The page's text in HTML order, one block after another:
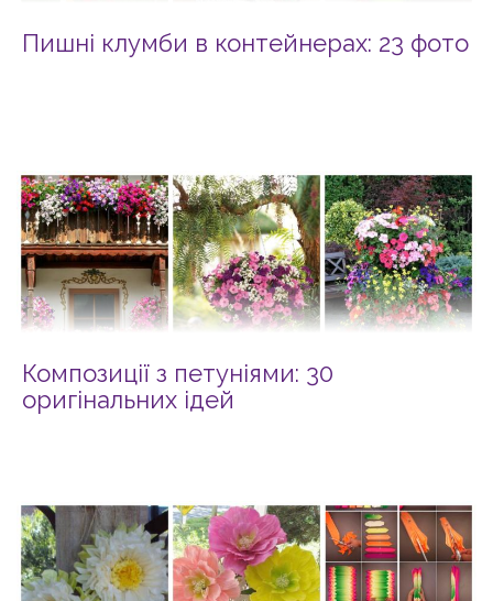
Пишні клумби в контейнерах: 23 фото
Композиції з петуніями: 30
оригінальних ідей